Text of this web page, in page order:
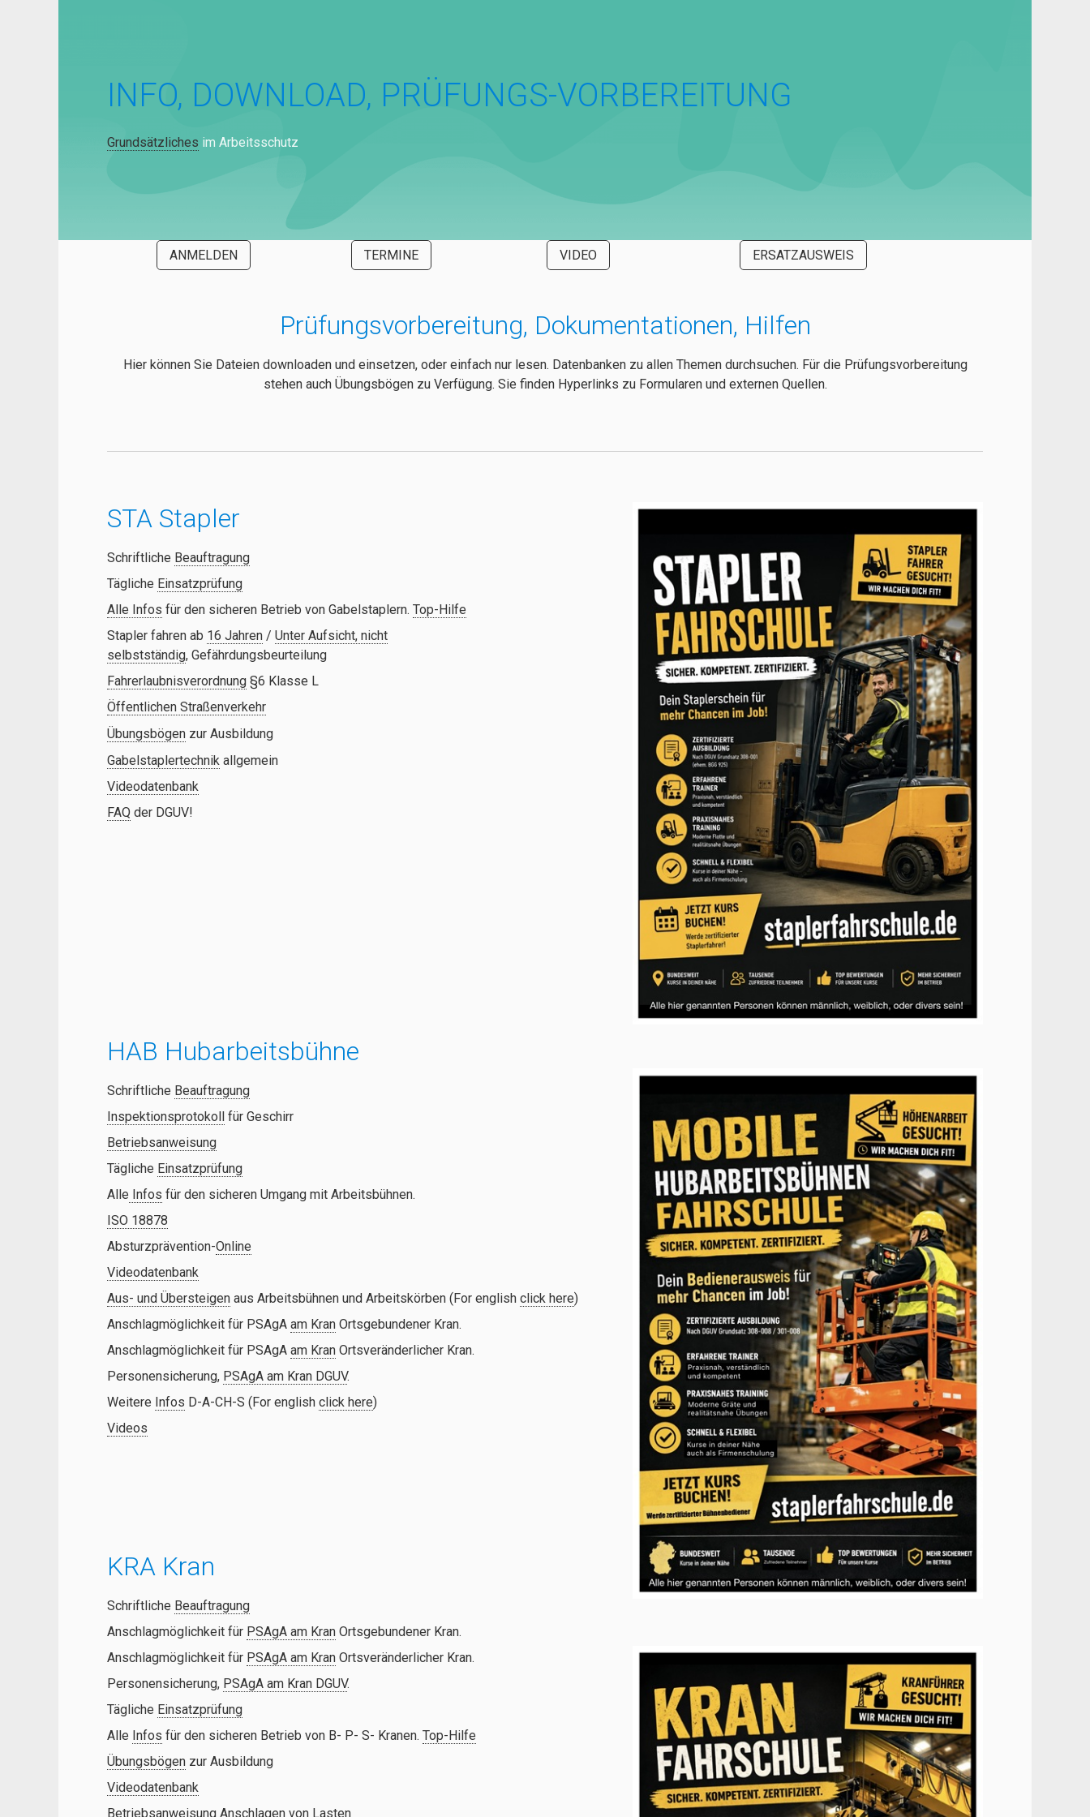
INFO, DOWNLOAD, PRÜFUNGS-VORBEREITUNG
Grundsätzliches im Arbeitsschutz
ANMELDEN TERMINE VIDEO ERSATZAUSWEIS
Prüfungsvorbereitung, Dokumentationen, Hilfen
Hier können Sie Dateien downloaden und einsetzen, oder einfach nur lesen. Datenbanken zu allen Themen durchsuchen. Für die Prüfungsvorbereitung
stehen auch Übungsbögen zu Verfügung. Sie finden Hyperlinks zu Formularen und externen Quellen.
STA Stapler
Schriftliche Beauftragung
Tägliche Einsatzprüfung
Alle Infos für den sicheren Betrieb von Gabelstaplern. Top-Hilfe
Stapler fahren ab 16 Jahren / Unter Aufsicht, nicht
selbstständig, Gefährdungsbeurteilung
Fahrerlaubnisverordnung §6 Klasse L
Öffentlichen Straßenverkehr
Übungsbögen zur Ausbildung
Gabelstaplertechnik allgemein
Videodatenbank
FAQ der DGUV!
HAB Hubarbeitsbühne
Schriftliche Beauftragung
Inspektionsprotokoll für Geschirr
Betriebsanweisung
Tägliche Einsatzprüfung
Alle Infos für den sicheren Umgang mit Arbeitsbühnen.
ISO 18878
Absturzprävention-Online
Videodatenbank
Aus- und Übersteigen aus Arbeitsbühnen und Arbeitskörben (For english click here)
Anschlagmöglichkeit für PSAgA am Kran Ortsgebundener Kran.
Anschlagmöglichkeit für PSAgA am Kran Ortsveränderlicher Kran.
Personensicherung, PSAgA am Kran DGUV.
Weitere Infos D-A-CH-S (For english click here)
Videos
KRA Kran
Schriftliche Beauftragung
​Anschlagmöglichkeit für PSAgA am Kran Ortsgebundener Kran.
Anschlagmöglichkeit für PSAgA am Kran Ortsveränderlicher Kran.
Personensicherung, PSAgA am Kran DGUV.
Tägliche Einsatzprüfung
Alle Infos für den sicheren Betrieb von B- P- S- Kranen. Top-Hilfe
Übungsbögen zur Ausbildung
Videodatenbank
Betriebsanweisung Anschlagen von Lasten